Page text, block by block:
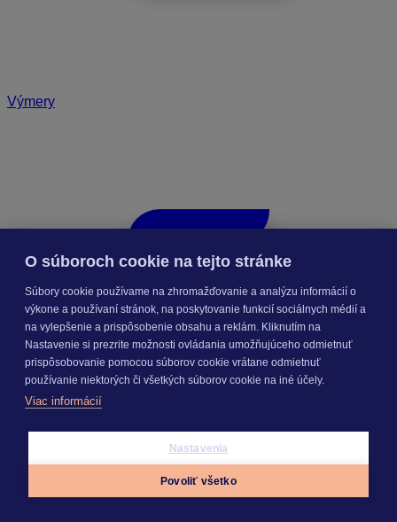
Výmery
O súboroch cookie na tejto stránke
Súbory cookie používame na zhromažďovanie a analýzu informácií o
výkone a používaní stránok, na poskytovanie funkcií sociálnych médií a
na vylepšenie a prispôsobenie obsahu a reklám. Kliknutím na
Nastavenie si prezrite možnosti ovládania umožňujúceho odmietnuť
prispôsobovanie pomocou súborov cookie vrátane odmietnuť
používanie niektorých či všetkých súborov cookie na iné účely.
Viac informácií
Nastavenia
Povoliť všetko